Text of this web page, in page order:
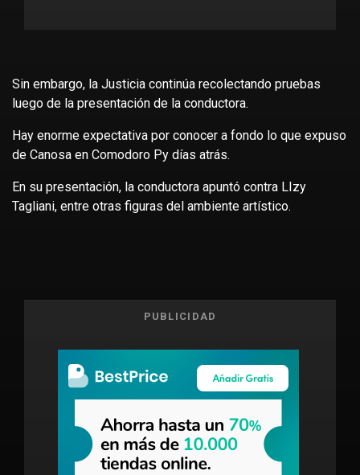
Sin embargo, la Justicia continúa recolectando pruebas
luego de la presentación de la conductora.
Hay enorme expectativa por conocer a fondo lo que expuso
de Canosa en Comodoro Py días atrás.
En su presentación, la conductora apuntó contra LIzy
Tagliani, entre otras figuras del ambiente artístico.
PUBLICIDAD